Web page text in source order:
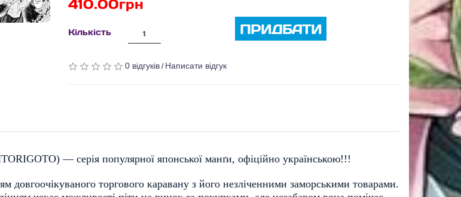
410.00грн
Кількість ПРИДБАТИ
0 відгуків / Написати відгук
) — серія популярної японської манґи, офіційно українською!!!
довгоочікуваного торгового каравану з його незліченними заморськими товарами.